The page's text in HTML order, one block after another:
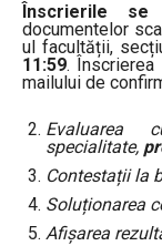
Înscrierile
documentelor
ul facultății,
11:59.
mailului de
Evaluarea
specialitate,
Contestații la
Soluționarea
Afişarea